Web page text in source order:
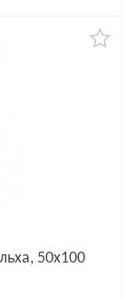
50х100